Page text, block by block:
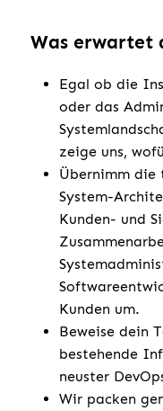
Was erwartet
Egal ob die
oder das
zeige uns,
Übernimm die
System-
Kunden- und
Kunden um.
Beweise dein
bestehende
neuster
Wir packen